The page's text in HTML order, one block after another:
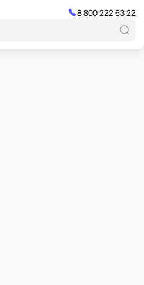
8 800 222 63 22